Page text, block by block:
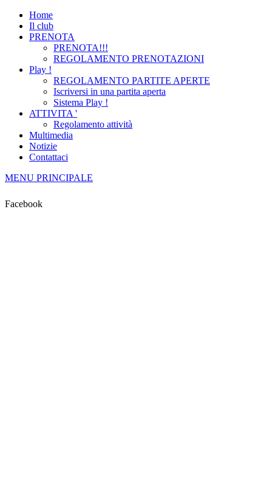
Home
Il club
PRENOTA
PRENOTA!!!
REGOLAMENTO PRENOTAZIONI
Play !
REGOLAMENTO PARTITE APERTE
Iscriversi in una partita aperta
Sistema Play !
ATTIVITA '
Regolamento attività
Multimedia
Notizie
Contattaci
MENU PRINCIPALE
Facebook